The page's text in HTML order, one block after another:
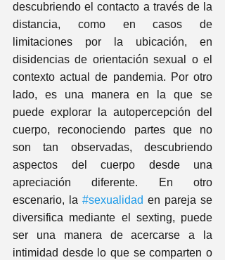
descubriendo el contacto a través de la
distancia, como en casos de
limitaciones por la ubicación, en
disidencias de orientación sexual o el
contexto actual de pandemia. Por otro
lado, es una manera en la que se
puede explorar la autopercepción del
cuerpo, reconociendo partes que no
son tan observadas, descubriendo
aspectos del cuerpo desde una
apreciación diferente. En otro
escenario, la #sexualidad en pareja se
diversifica mediante el sexting, puede
ser una manera de acercarse a la
intimidad desde lo que se comparten o